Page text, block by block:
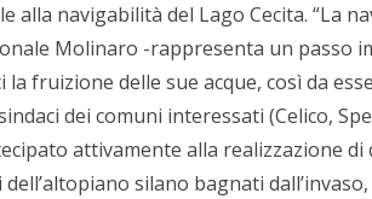
alla navigabilità del Lago Cecita. “La
Molinaro -rappresenta un passo
fruizione delle sue acque, così da
dei comuni interessati (Celico,
attivamente alla realizzazione di
silano bagnati dall’invaso,